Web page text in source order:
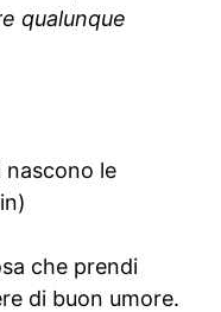
qualunque
nascono le
che prendi
di buon umore.